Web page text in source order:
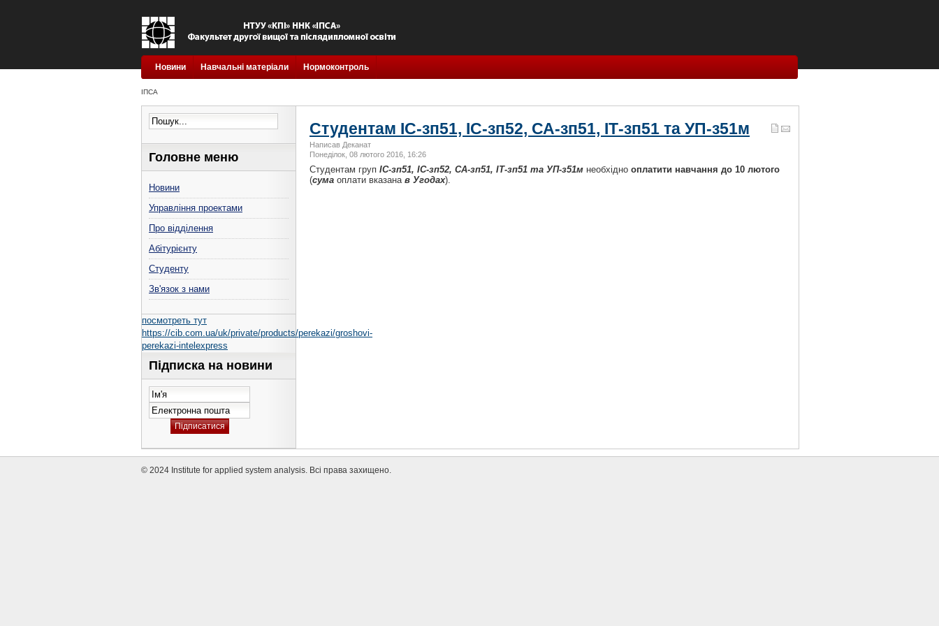
Новини Навчальні матеріали Нормоконтроль
ІПСА
Студентам ІС-зп51, ІС-зп52, СА-зп51, ІТ-зп51 та УП-з51м
Написав Деканат
Понеділок, 08 лютого 2016, 16:26
Студентам груп ІС-зп51, ІС-зп52, СА-зп51, ІТ-зп51 та УП-з51м необхідно оплатити навчання до 10 лютого
(сума оплати вказана в Угодах).
Головне меню
Новини
Управління проектами
Про відділення
Абітурієнту
Студенту
Зв'язок з нами
посмотреть тут
https://cib.com.ua/uk/private/products/perekazi/groshovi-
perekazi-intelexpress
Підписка на новини
© 2024 Institute for applied system analysis. Всі права захищено.